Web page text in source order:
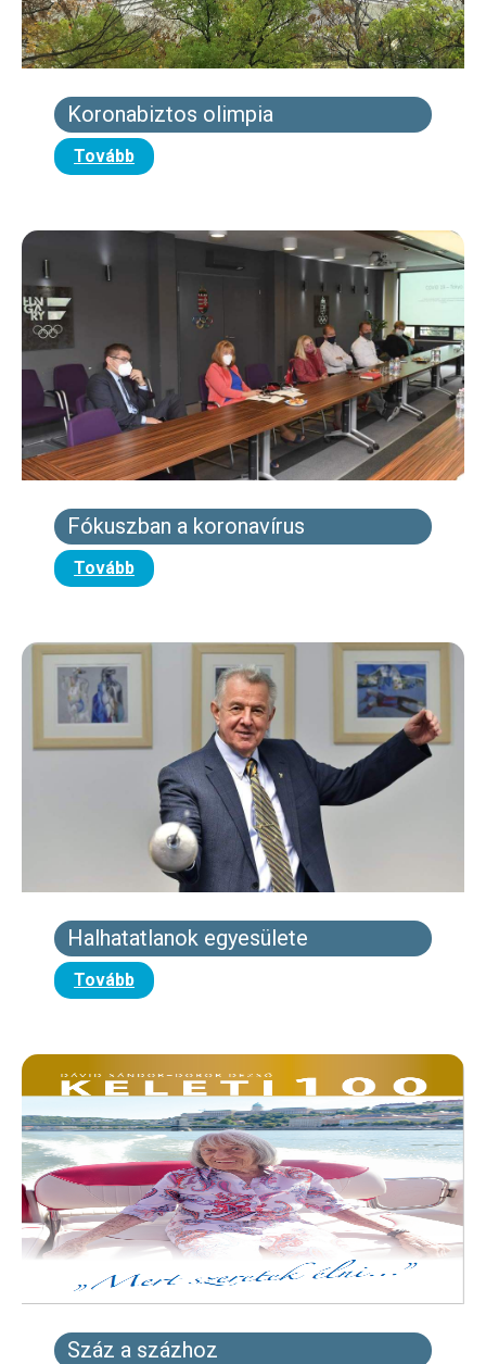
Koronabiztos olimpia
Tovább
Fókuszban a koronavírus
Tovább
Halhatatlanok egyesülete
Tovább
Száz a százhoz